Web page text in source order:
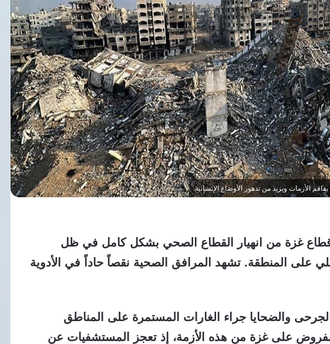
الأزمات ويزيد من تدهور الأوضاع الإنسانية
غزة من انهيار القطاع الصحي بشكل كامل في ظل
على المنطقة. تشهد المرافق الصحية نقصاً حاداً في الأدوية
والضحايا جراء الغارات المستمرة على المناطق
على غزة من هذه الأزمة، إذ تعجز المستشفيات عن